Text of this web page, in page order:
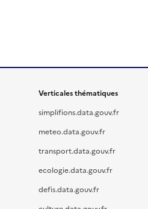
Verticales thématiques
simplifions.data.gouv.fr
meteo.data.gouv.fr
transport.data.gouv.fr
ecologie.data.gouv.fr
defis.data.gouv.fr